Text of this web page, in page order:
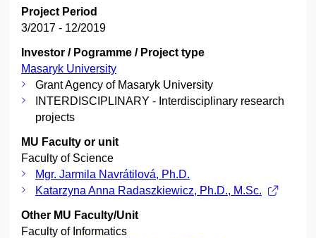
Project Period
3/2017 - 12/2019
Investor / Pogramme / Project type
Masaryk University
Grant Agency of Masaryk University
INTERDISCIPLINARY - Interdisciplinary research
projects
MU Faculty or unit
Faculty of Science
Mgr. Jarmila Navrátilová, Ph.D.
Katarzyna Anna Radaszkiewicz, Ph.D., M.Sc.
Other MU Faculty/Unit
Faculty of Informatics